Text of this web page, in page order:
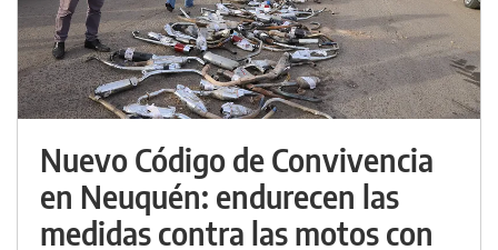
Nuevo Código de Convivencia
en Neuquén: endurecen las
medidas contra las motos con